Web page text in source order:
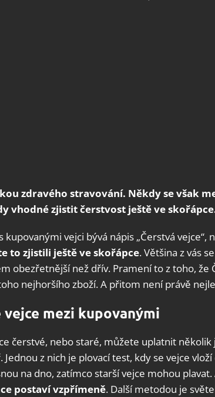
zdravého stravování. Někdy se však
vhodné zjistit čerstvost ještě ve
kupovanými vejci bývá nápis „Čerstvá vejce“,
to zjistili ještě ve skořápce. Většina z vás
obezřetnější než dřív. Pramení to z toho, že
nejhoršího zboží. A přitom není právě
mezi kupovanými
čerstvé, nebo staré, můžete uplatnit
z nich je plovací test, kdy se vejce
na dno, zatímco starší vejce mohou plavat.
postaví vzpřímeně. Další metodou je